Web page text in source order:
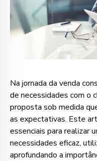
Na jornada da venda
de necessidades com o
proposta sob medida
as expectativas. Este
essenciais para realizar
necessidades eficaz,
aprofundando a